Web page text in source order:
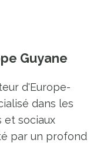
Guyane
d'Europe-
dans les
et sociaux
par un profond